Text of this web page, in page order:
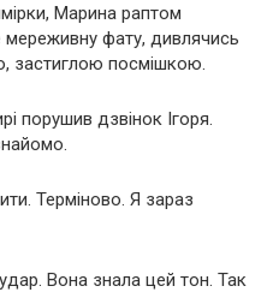
Марина раптом
фату, дивлячись
застиглою посмішкою.
порушив дзвінок Ігоря.
Терміново. Я зараз
Вона знала цей тон. Так